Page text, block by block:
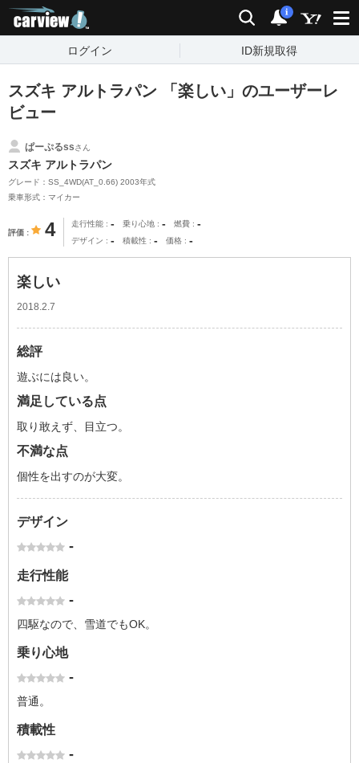
検索 通知
i
ログイン ID新規取得
スズキ アルトラパン 「楽しい」のユーザーレ
ビュー
ぱーぷるssさん
スズキ アルトラパン
グレード：SS_4WD(AT_0.66) 2003年式
乗車形式：マイカー
評価 4 走行性能 - 乗り心地 - 燃費 -
デザイン - 積載性 - 価格 -
楽しい
2018.2.7
総評
遊ぶには良い。
満足している点
取り敢えず、目立つ。
不満な点
個性を出すのが大変。
デザイン
-
走行性能
-
四駆なので、雪道でもOK。
乗り心地
-
普通。
積載性
-